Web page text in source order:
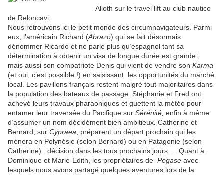
Alioth sur le travel lift au club nautico
de Reloncavi
Nous retrouvons ici le petit monde des circumnavigateurs. Parmi
eux, l’américain Richard (Abrazo) qui se fait désormais
dénommer Ricardo et ne parle plus qu’espagnol tant sa
détermination à obtenir un visa de longue durée est grande ;
mais aussi son compatriote Denis qui vient de vendre son Karma
(et oui, c’est possible !) en saisissant les opportunités du marché
local. Les pavillons français restent malgré tout majoritaires dans
la population des bateaux de passage. Stéphanie et Fred ont
achevé leurs travaux pharaoniques et guettent la météo pour
entamer leur traversée du Pacifique sur Sérénité, enfin à même
d’assumer un nom décidément bien ambitieux Catherine et
Bernard, sur Cypraea , préparent un départ prochain qui les
mènera en Polynésie (selon Bernard) ou en Patagonie (selon
Catherine) : décision dans les tous prochains jours… Quant à
Dominique et Marie-Edith, les propriétaires de Pégase avec
lesquels nous avons partagé quelques aventures lors de la